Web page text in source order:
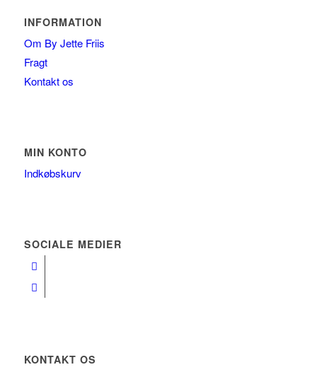
INFORMATION
Om By Jette Friis
Fragt
Kontakt os
MIN KONTO
Indkøbskurv
SOCIALE MEDIER
KONTAKT OS